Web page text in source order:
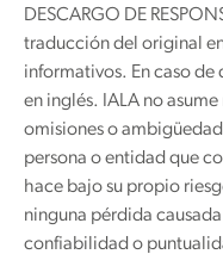
DESCARGO DE
traducción del original
informativos. En caso
en inglés. IALA no
omisiones o
persona o entidad que
hace bajo su propio
ninguna pérdida
confiabilidad o